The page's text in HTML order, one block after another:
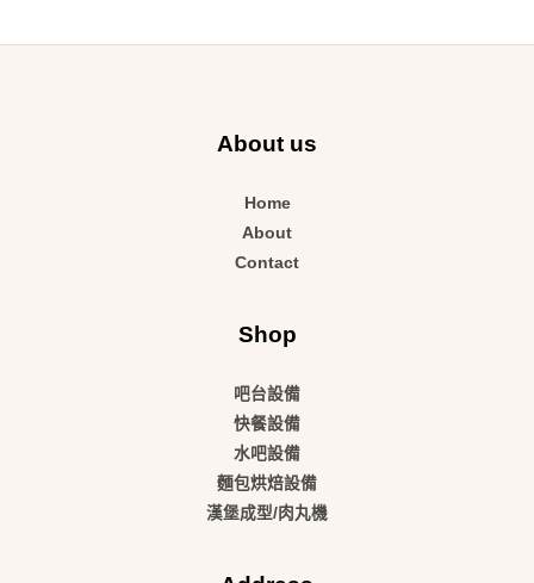
About us
Home
About
Contact
Shop
吧台設備
快餐設備
水吧設備
麵包烘焙設備
漢堡成型/肉丸機